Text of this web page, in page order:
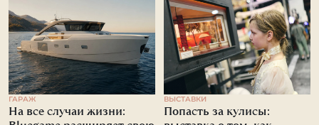
ГАРАЖ
На все случаи жизни:
ВЫСТАВКИ
Попасть за кулисы: